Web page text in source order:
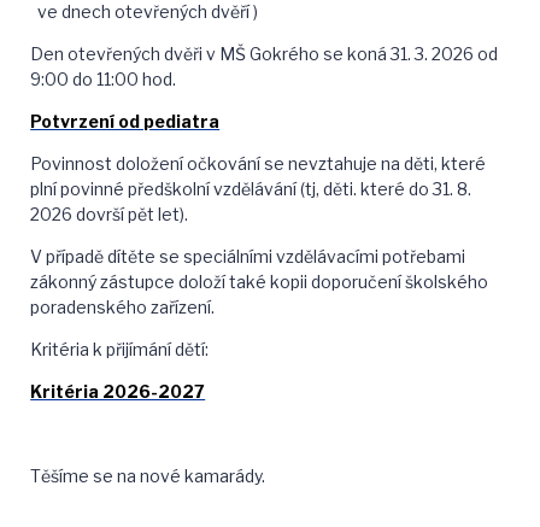
ve dnech otevřených dvěří )
Den otevřených dvěři v MŠ Gokrého se koná 31. 3. 2026 od
9:00 do 11:00 hod.
Potvrzení od pediatra
Povinnost doložení očkování se nevztahuje na děti, které
plní povinné předškolní vzdělávání (tj, děti. které do 31. 8.
2026 dovrší pět let).
V případě dítěte se speciálními vzdělávacími potřebami
zákonný zástupce doloží také kopii doporučení školského
poradenského zařízení.
Kritéria k přijímání dětí:
Kritéria 2026-2027
Těšíme se na nové kamarády.